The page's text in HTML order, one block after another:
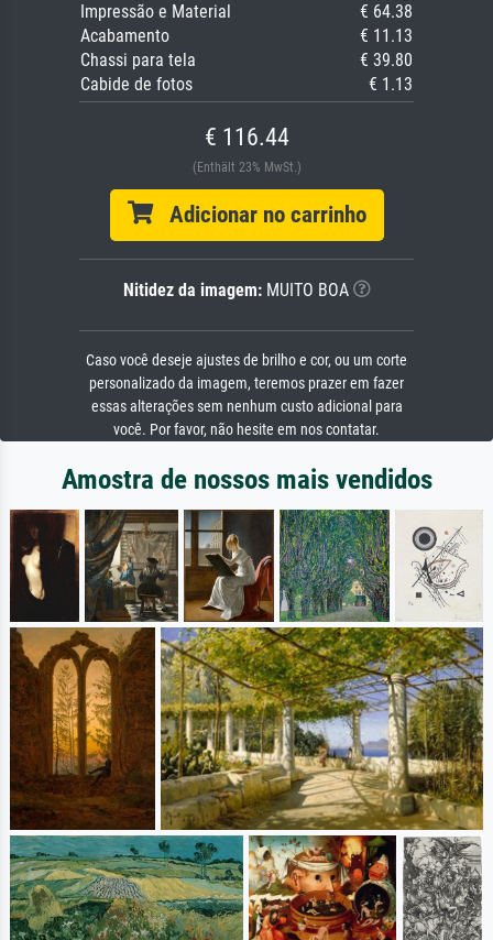
Impressão e Material
€ 64.38
Acabamento
€ 11.13
Chassi para tela
€ 39.80
Cabide de fotos
€ 1.13
€ 116.44
(Enthält 23% MwSt.)
Adicionar no carrinho
Nitidez da imagem:MUITO BOA
Caso você deseje ajustes de brilho e cor, ou um corte
personalizado da imagem, teremos prazer em fazer
essas alterações sem nenhum custo adicional para
você. Por favor, não hesite em nos contatar.
Amostra de nossos mais vendidos